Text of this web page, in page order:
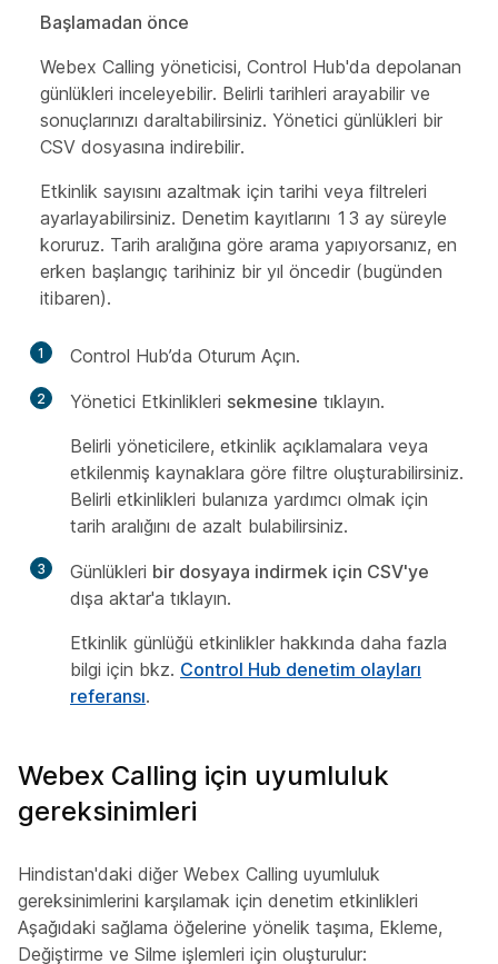
Başlamadan önce
Webex Calling yöneticisi, Control Hub'da depolanan
günlükleri inceleyebilir. Belirli tarihleri arayabilir ve
sonuçlarınızı daraltabilirsiniz. Yönetici günlükleri bir
CSV dosyasına indirebilir.
Etkinlik sayısını azaltmak için tarihi veya filtreleri
ayarlayabilirsiniz. Denetim kayıtlarını 13 ay süreyle
koruruz. Tarih aralığına göre arama yapıyorsanız, en
erken başlangıç tarihiniz bir yıl öncedir (bugünden
itibaren).
1 Control Hub’da Oturum Açın.
2 Yönetici Etkinlikleri sekmesine tıklayın.
Belirli yöneticilere, etkinlik açıklamalara veya
etkilenmiş kaynaklara göre filtre oluşturabilirsiniz.
Belirli etkinlikleri bulanıza yardımcı olmak için
tarih aralığını de azalt bulabilirsiniz.
3 Günlükleri bir dosyaya indirmek için CSV'ye
dışa aktar'a tıklayın.
Etkinlik günlüğü etkinlikler hakkında daha fazla
bilgi için bkz. Control Hub denetim olayları
referansı.
Webex Calling için uyumluluk
gereksinimleri
Hindistan'daki diğer Webex Calling uyumluluk
gereksinimlerini karşılamak için denetim etkinlikleri
Aşağıdaki sağlama öğelerine yönelik taşıma, Ekleme,
Değiştirme ve Silme işlemleri için oluşturulur: